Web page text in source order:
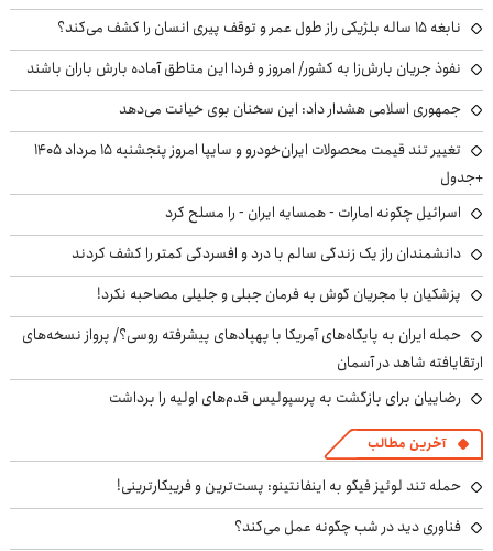
نابغه ۱۵ ساله بلژیکی راز طول عمر و توقف پیری انسان را کشف می‌کند؟
نفوذ جریان بارش‌زا به کشور/ امروز و فردا این مناطق آماده بارش باران باشند
جمهوری اسلامی هشدار داد: این سخنان بوی خیانت می‌دهد
تغییر تند قیمت محصولات ایران‌خودرو و سایپا امروز پنجشنبه ۱۵ مرداد ۱۴۰۵
+جدول
اسرائیل چگونه امارات - همسایه ایران - را مسلح کرد
دانشمندان راز یک زندگی سالم با درد و افسردگی کمتر را کشف کردند
پزشکیان با مجریان گوش به فرمان جبلی و جلیلی مصاحبه نکرد!
حمله ایران به پایگاه‌های آمریکا با پهپادهای پیشرفته روسی؟/ پرواز نسخه‌های
ارتقایافته شاهد در آسمان
رضاییان برای بازگشت به پرسپولیس قدم‌های اولیه را برداشت
آخرین مطالب
حمله تند لوئیز فیگو به اینفانتینو: پست‌ترین و فریبکارترینی!
فناوری دید در شب چگونه عمل می‌کند؟